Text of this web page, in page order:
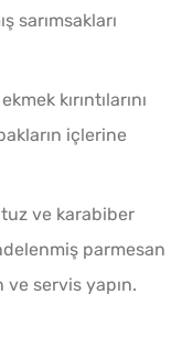
sarımsakları
kırıntılarını
içlerine
tuz ve karabiber
parmesan
servis yapın.